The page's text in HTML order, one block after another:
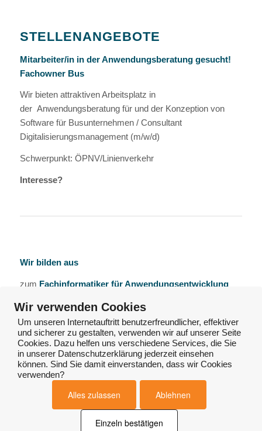
STELLENANGEBOTE
Mitarbeiter/in in der Anwendungsberatung gesucht!
Fachowner Bus
Wir bieten attraktiven Arbeitsplatz in
der Anwendungsberatung für und der Konzeption von
Software für Busunternehmen / Consultant
Digitalisierungsmanagement (m/w/d)
Schwerpunkt: ÖPNV/Linienverkehr
Interesse?
Wir bilden aus
zum Fachinformatiker für Anwendungsentwicklung
und zumKaufmann für Digitalisierungsmanagement
(m/w/d)
Interesse?
Wir verwenden Cookies
Um unseren Internetauftritt benutzerfreundlicher, effektiver
und sicherer zu gestalten, verwenden wir auf unserer Seite
Cookies. Dazu helfen uns verschiedene Services, die Sie
in unserer Datenschutzerklärung jederzeit einsehen
können. Sind Sie damit einverstanden, dass wir Cookies
verwenden?
Alles zulassen Ablehnen
Einzeln bestätigen